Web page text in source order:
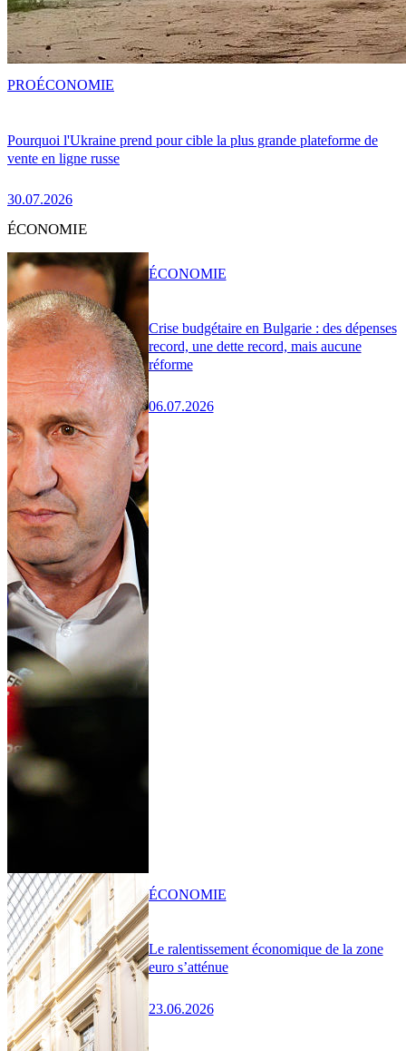
Pourquoi l'Ukraine prend pour cible la plus grande plateforme de
vente en ligne russe
30.07.2026
PROÉCONOMIE
ÉCONOMIE
Crise budgétaire en Bulgarie : des dépenses
record, une dette record, mais aucune
réforme
06.07.2026
ÉCONOMIE
Le ralentissement économique de la zone
euro s’atténue
23.06.2026
ÉCONOMIE